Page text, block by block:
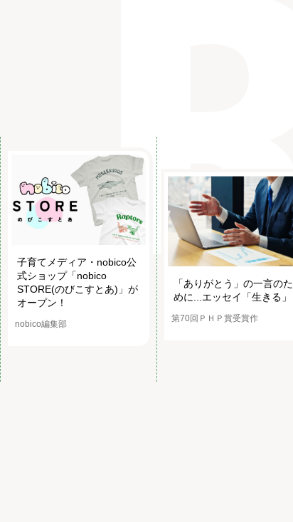
子育てメディア・nobico公
式ショップ「nobico
STORE(のびこすとあ)」が
オープン！
nobico編集部
「ありがとう」の一言のた
めに...エッセイ「生きる」
第70回ＰＨＰ賞受賞作